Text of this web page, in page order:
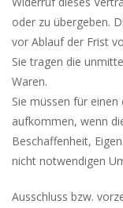
oder zu übergeben.
vor Ablauf der Frist
Sie tragen die
Waren.
Sie müssen für
aufkommen, wenn
Beschaffenheit,
nicht notwendigen
Ausschluss bzw.